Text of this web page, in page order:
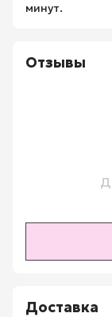
минут.
Отзывы
Доставка